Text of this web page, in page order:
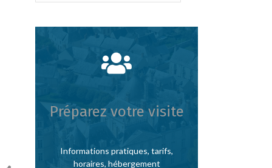
Préparez votre visite
Informations pratiques, tarifs,
horaires, hébergement